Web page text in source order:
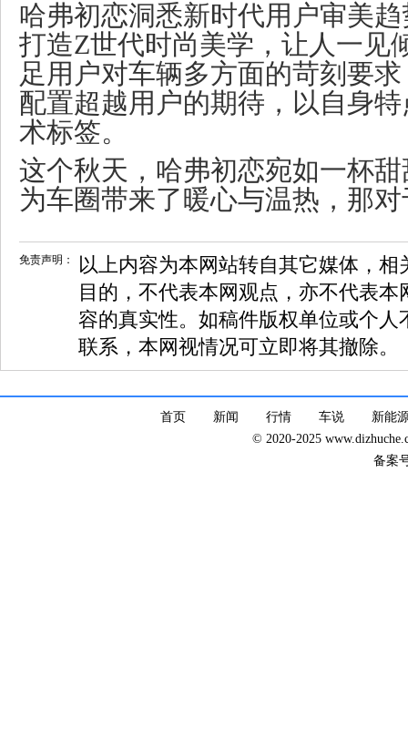
哈弗初恋洞悉新时代用户审美
打造Z世代时尚美学，让人一见
足用户对车辆多方面的苛刻要
配置超越用户的期待，以自身
术标签。
这个秋天，哈弗初恋宛如一杯
为车圈带来了暖心与温热，那
免责声明：
以上内容为本网站转自其它媒体，
目的，不代表本网观点，亦不代表
容的真实性。如稿件版权单位或个
联系，本网视情况可立即将其撤除。
首页 新闻 行情 车说
新能
© 2020-2025
备案